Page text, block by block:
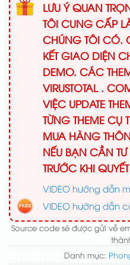
LƯU Ý QUAN
TÔI CUNG CẤP
CHÚNG TÔI CÓ.
KẾT GIAO DIỆN
DEMO. CÁC
VIRUSTOTAL .
VIỆC UPDATE
TỪNG THEME CỤ
MUA HÀNG
NẾU BẠN CẦN
TRƯỚC KHI
VIDEO hướng dẫn
VIDEO hướng dẫn
Source code sẽ được gửi về
Danh mục: